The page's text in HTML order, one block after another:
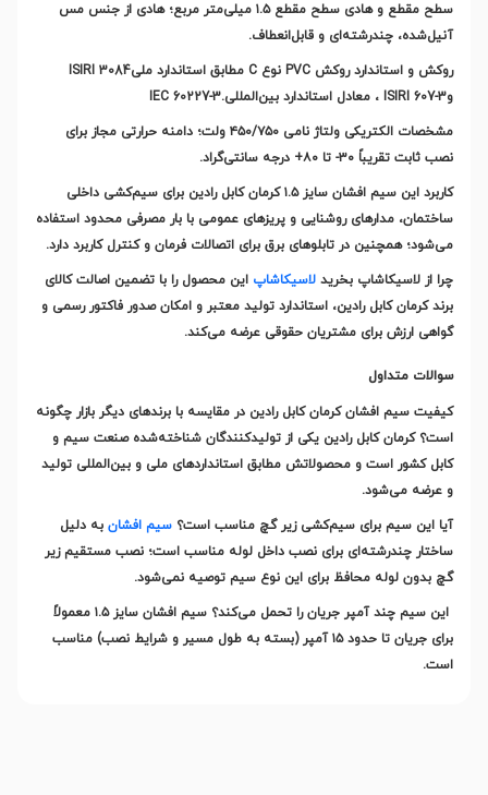
سطح مقطع و هادی سطح مقطع۱.۵ میلی‌متر مربع؛ هادی از جنس مس
آنیل‌شده، چندرشته‌ای و قابل‌انعطاف.
روکش و استاندارد روکش PVC نوع C مطابق استاندارد ملیISIRI 3084
وISIRI 607-3 ، معادل استاندارد بین‌المللیIEC 60227-3.
مشخصات الکتریکی ولتاژ نامی ۴۵۰/۷۵۰ ولت؛ دامنه حرارتی مجاز برای
نصب ثابت تقریباً ۳۰- تا ۸۰+ درجه سانتی‌گراد.
کاربرد این سیم افشان سایز۱.۵کرمان کابل رادین برای سیم‌کشی داخلی
ساختمان، مدارهای روشنایی و پریزهای عمومی با بار مصرفی محدود استفاده
می‌شود؛ همچنین در تابلوهای برق برای اتصالات فرمان و کنترل کاربرد دارد.
چرا از لاسیکاشاپ بخرید لاسیکاشاپ این محصول را با تضمین اصالت کالای
برند کرمان کابل رادین، استاندارد تولید معتبر و امکان صدور فاکتور رسمی و
گواهی ارزش برای مشتریان حقوقی عرضه می‌کند.
سوالات متداول
کیفیت سیم افشان کرمان کابل رادین در مقایسه با برندهای دیگر بازار چگونه
است؟ کرمان کابل رادین یکی از تولیدکنندگان شناخته‌شده صنعت سیم و
کابل کشور است و محصولاتش مطابق استانداردهای ملی و بین‌المللی تولید
و عرضه می‌شود.
آیا این سیم برای سیم‌کشی زیر گچ مناسب است؟ سیم افشان به دلیل
ساختار چندرشته‌ای برای نصب داخل لوله مناسب است؛ نصب مستقیم زیر
گچ بدون لوله محافظ برای این نوع سیم توصیه نمی‌شود.
این سیم چند آمپر جریان را تحمل می‌کند؟ سیم افشان سایز۱.۵ معمولاً
برای جریان تا حدود۱۵آمپر (بسته به طول مسیر و شرایط نصب) مناسب
است.